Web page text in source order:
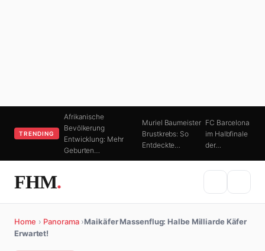
TRENDING
Afrikanische
Bevölkerung
Entwicklung: Mehr
Geburten…
Muriel Baumeister
Brustkrebs: So
Entdeckte…
FC Barcelona
im Halbfinale
der…
FHM.
Home › Panorama ›Maikäfer Massenflug: Halbe Milliarde Käfer
Erwartet!